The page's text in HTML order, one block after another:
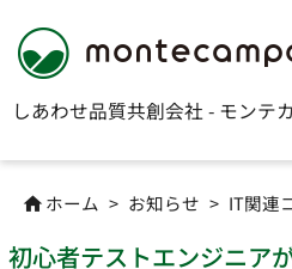
しあわせ品質共創会社 - モンテ
 ホーム > お知らせ > IT関連
初心者テストエンジニア